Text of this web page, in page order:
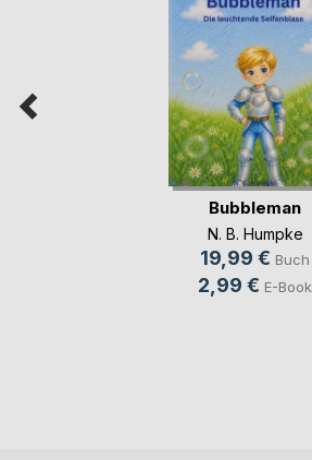
Bubbleman
N. B. Humpke
19,99 € Buch
2,99 € E-Book